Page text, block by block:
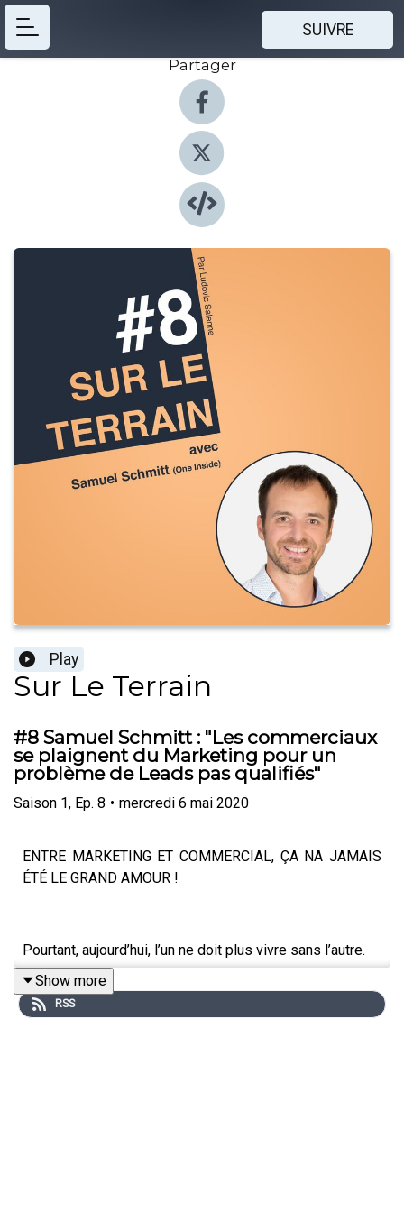
SUIVRE
Partager
Play
Sur Le Terrain
#8 Samuel Schmitt : "Les commerciaux
se plaignent du Marketing pour un
problème de Leads pas qualifiés"
Saison 1, Ep. 8 • mercredi 6 mai 2020
ENTRE MARKETING ET COMMERCIAL, ÇA NA JAMAIS
ÉTÉ LE GRAND AMOUR !
Pourtant, aujourd’hui, l’un ne doit plus vivre sans l’autre.
Le commercial a besoin du Marketing pour générer des
Show more
RSS